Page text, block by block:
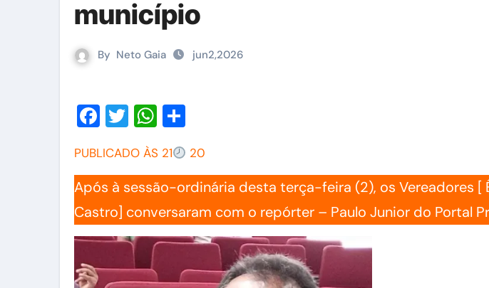
município
By Neto Gaia jun2,2026
Facebook
TwitterWhatsApp
PUBLICADO ÀS 21 20
Após à sessão-ordinária desta terça-feira (2), os Vereadores [
Castro] conversaram com o repórter – Paulo Junior do Portal